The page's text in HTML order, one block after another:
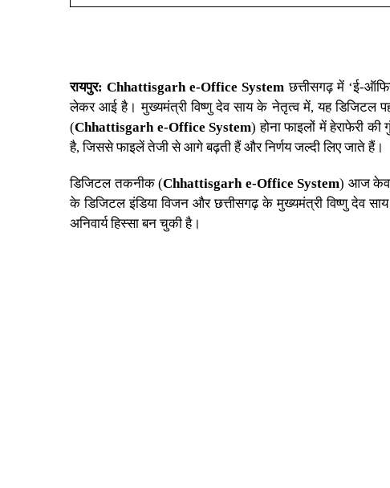
रायपुर:Chhattisgarh e-Office System छत्तीसगढ़में ‘ई-
लेकर आई है।मुख्यमंत्री विष्णु देव सायके नेतृत्व में, यह डिजिटल
(Chhattisgarh e-Office System) होना फाइलों में हेराफेरी
है, जिससे फाइलें तेजी से आगे बढ़ती हैं और निर्णय जल्दी लिए जाते हैं।
डिजिटल तकनीक (Chhattisgarh e-Office System) आज केवल
के डिजिटल इंडिया विजन और छत्तीसगढ़ केमुख्यमंत्री विष्णु देव साय
अनिवार्य हिस्सा बन चुकी है।